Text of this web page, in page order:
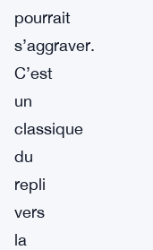
pourrait
s’aggraver.
C’est
un
classique
du
repli
vers
la